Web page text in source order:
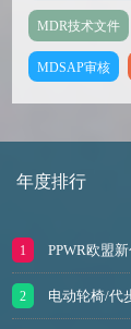
MDR技术文件
MDSAP审核
年度排行
PPWR欧盟
电动轮椅/代